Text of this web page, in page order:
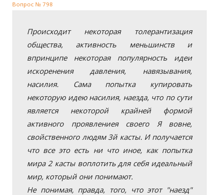
Вопрос № 798
Происходит некоторая толерантизация
общества, активность меньшинств и
впринципе некоторая популярность идеи
искоренения давления, навязывания,
насилия. Сама попытка купировать
некоторую идею насилия, наезда, что по сути
является некоторой крайней формой
активного проявлениея своего Я вовне,
свойственного людям 3й касты. И получается
что все это есть ни что иное, как попытка
мира 2 касты воплотить для себя идеальный
мир, который они понимают.
Не понимая, правда, того, что этот "наезд"